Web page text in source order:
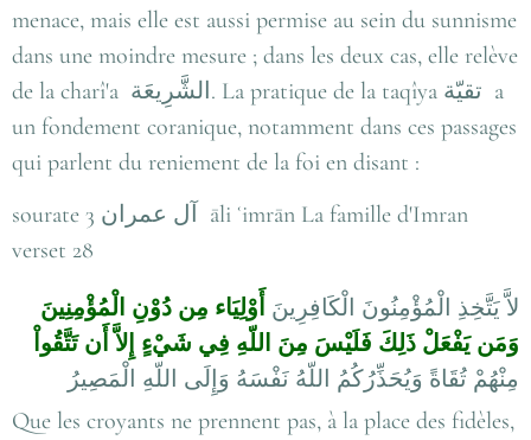
menace, mais elle est aussi permise au sein du sunnisme
dans une moindre mesure ; dans les deux cas, elle relève
de la charî'a الشَّرِيعَة . La pratique de la taqîya تقيّة a
un fondement coranique, notamment dans ces passages
qui parlent du reniement de la foi en disant :
sourate 3 آل عمران
āli ʿimrān La famille d'Imran
verset 28
لاَّ يَتَّخِذِ الْمُؤْمِنُونَ الْكَافِرِينَ أَوْلِيَاء مِن دُوْنِ الْمُؤْمِنِينَ
وَمَن يَفْعَلْ ذَلِكَ فَلَيْسَ مِنَ اللّهِ فِي شَيْءٍ إِلاَّ أَن تَتَّقُواْ
مِنْهُمْ تُقَاةً وَيُحَذِّرُكُمُ اللّهُ نَفْسَهُ وَإِلَى اللّهِ الْمَصِيرُ
Que les croyants ne prennent pas, à la place des fidèles,